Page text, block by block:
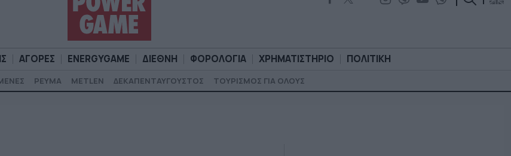
ΑΓΟΡΕΣ ENERGYGAME ΔΙΕΘΝΗ ΦΟΡΟΛΟΓΙΑ ΧΡΗΜΑΤΙΣΤΗΡΙΟ ΠΟΛΙΤΙΚΗ
ΡΕΥΜΑ METLEN ΔΕΚΑΠΕΝΤΑΥΓΟΥΣΤΟΣ ΤΟΥΡΙΣΜΟΣ ΓΙΑ ΟΛΟΥΣ